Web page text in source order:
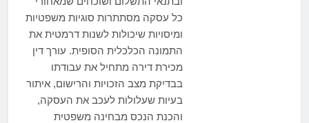
כל עסקה מסתתרות סוגיות משפטיות
ומיסויות שיכולות לשנות דרמטית את
התמונה הכלכלית הסופית. עורך דין
מכירת דירה מתחיל את עבודתו
בבדיקת מצב הזכויות והרישום, איתור
בעיות שעלולות לעכב את העסקה,
והכנת הנכס מבחינה משפטית